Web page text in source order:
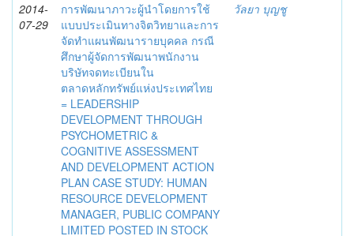
2014-
07-29
การพัฒนาภาวะผู้นำโดยการใช้
แบบประเมินทางจิตวิทยาและการ
จัดทำแผนพัฒนารายบุคคล กรณี
ศึกษาผู้จัดการพัฒนาพนักงาน
บริษัทจดทะเบียนใน
ตลาดหลักทรัพย์แห่งประเทศไทย
= LEADERSHIP
DEVELOPMENT THROUGH
PSYCHOMETRIC &
COGNITIVE ASSESSMENT
AND DEVELOPMENT ACTION
PLAN CASE STUDY: HUMAN
RESOURCE DEVELOPMENT
MANAGER, PUBLIC COMPANY
LIMITED POSTED IN STOCK
วัลยา บุญชู